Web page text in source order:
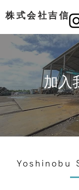
​株式会社吉信
加入
Yoshinobu